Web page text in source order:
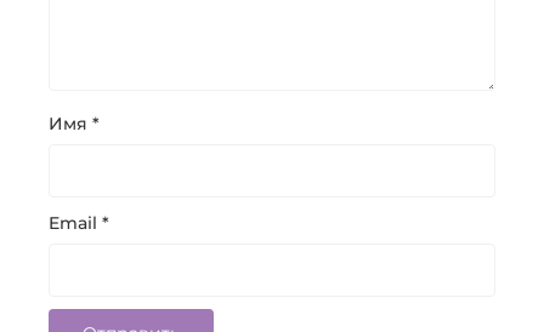
Имя *
Email *